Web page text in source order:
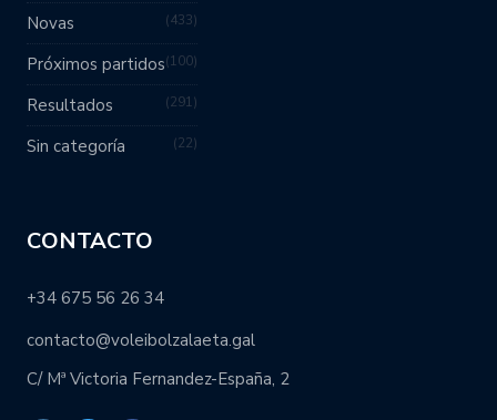
Novas 433
Próximos partidos 100
Resultados 291
Sin categoría 22
CONTACTO
+34 675 56 26 34
contacto@voleibolzalaeta.gal
C/ Mª Victoria Fernandez-España, 2